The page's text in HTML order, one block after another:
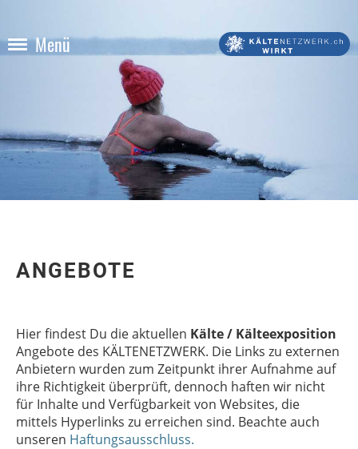
Menü
ANGEBOTE
Hier findest Du die aktuellen Kälte / Kälteexposition
Angebote des KÄLTENETZWERK. Die Links zu externen
Anbietern wurden zum Zeitpunkt ihrer Aufnahme auf
ihre Richtigkeit überprüft, dennoch haften wir nicht
für Inhalte und Verfügbarkeit von Websites, die
mittels Hyperlinks zu erreichen sind. Beachte auch
unseren Haftungsausschluss.